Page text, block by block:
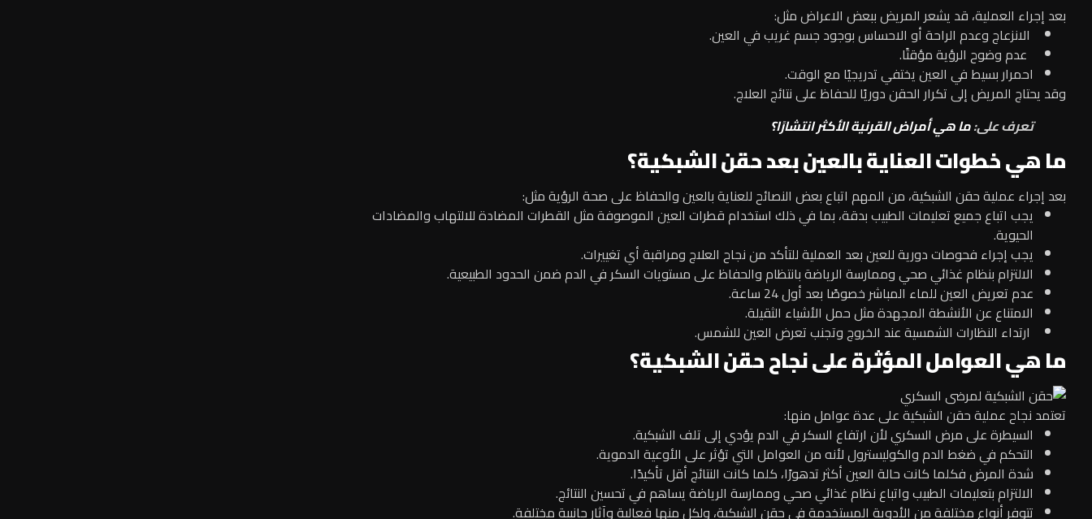
بعد إجراء العملية، قد يشعر المريض ببعض الاعراض مثل:
الانزعاج وعدم الراحة أو الاحساس بوجود جسم غريب في العين.
عدم وضوح الرؤية مؤقتًا.
احمرار بسيط في العين يختفي تدريجيًا مع الوقت.
وقد يحتاج المريض إلى تكرار الحقن دوريًا للحفاظ على نتائج العلاج.
تعرف على:ما هي أمراض القرنية الأكثر انتشارًا؟
ما هي خطوات العناية بالعين بعد حقن الشبكية؟
بعد إجراء عملية حقن الشبكية، من المهم اتباع بعض النصائح للعناية بالعين والحفاظ على صحة الرؤية مثل:
يجب اتباع جميع تعليمات الطبيب بدقة، بما في ذلك استخدام قطرات العين الموصوفة مثل القطرات المضادة للالتهاب والمضادات
الحيوية.
يجب إجراء فحوصات دورية للعين بعد العملية للتأكد من نجاح العلاج ومراقبة أي تغييرات.
الالتزام بنظام غذائي صحي وممارسة الرياضة بانتظام والحفاظ على مستويات السكر في الدم ضمن الحدود الطبيعية.
عدم تعريض العين للماء المباشر خصوصًا بعد أول 24 ساعة.
الامتناع عن الأنشطة المجهدة مثل حمل الأشياء الثقيلة.
ارتداء النظارات الشمسية عند الخروج وتجنب تعرض العين للشمس.
ما هي العوامل المؤثرة على نجاح حقن الشبكية؟
تعتمد نجاح عملية حقن الشبكية على عدة عوامل منها:
السيطرة على مرض السكري لأن ارتفاع السكر في الدم يؤدي إلى تلف الشبكية.
التحكم في ضغط الدم والكوليسترول لأنه من العوامل التي تؤثر على الأوعية الدموية.
شدة المرض فكلما كانت حالة العين أكثر تدهورًا، كلما كانت النتائج أقل تأكيدًا.
الالتزام بتعليمات الطبيب واتباع نظام غذائي صحي وممارسة الرياضة يساهم في تحسين النتائج.
تتوفر أنواع مختلفة من الأدوية المستخدمة في حقن الشبكية، ولكلٍ منها فعالية وآثار جانبية مختلفة.